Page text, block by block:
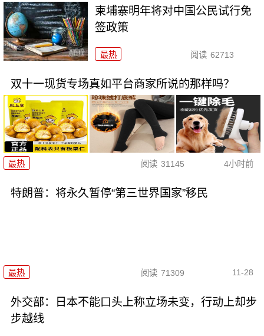
柬埔寨明年将对中国公民试行免
签政策
最热 阅读 62713
双十一现货专场真如平台商家所说的那样吗？
最热 阅读 31145 4小时前
特朗普：将永久暂停“第三世界国家”移民
最热 阅读 71309 11-28
外交部：日本不能口头上称立场未变，行动上却步
步越线